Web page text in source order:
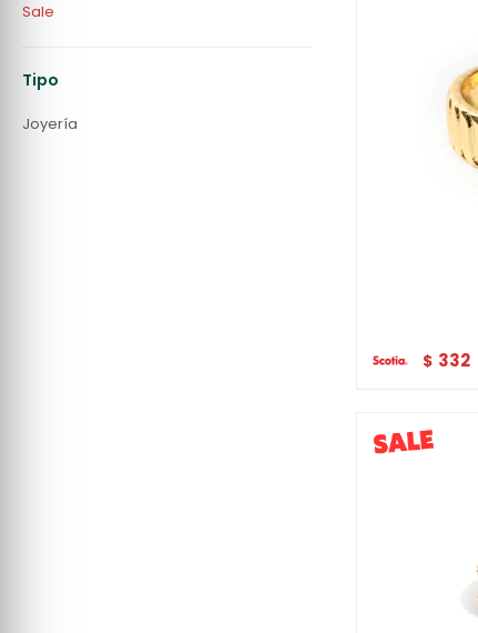
$ 332
Sale
Tipo
Joyería